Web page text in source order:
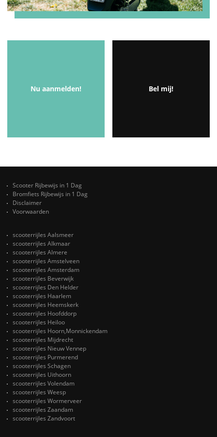
Nu aanmelden! Bel mij!
Scooter Rijbewijs in 1 Dag
Bromfiets Rijbewijs in 1 Dag
Disclaimer
Voorwaarden
scooterrijles Aalsmeer
scooterrijles Alkmaar
scooterrijles Almere
scooterrijles Amstelveen
scooterrijles Amsterdam
scooterrijles Beverwijk
scooterrijles Den Helder
scooterrijles Haarlem
scooterrijles Heemskerk
scooterrijles Hoofddorp
scooterrijles Heiloo
scooterrijles Hoorn,Monnickendam
scooterrijles Mijdrecht
scooterrijles Nieuw Vennep
scooterrijles Purmerend
scooterrijles Schagen
scooterrijles Uithoorn
scooterrijles Volendam
scooterrijles Weesp
scooterrijles Wormerveer
scooterrijles Zaandam
scooterrijles Zandvoort